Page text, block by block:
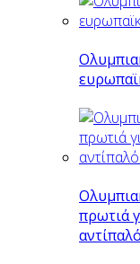
πρωτιά